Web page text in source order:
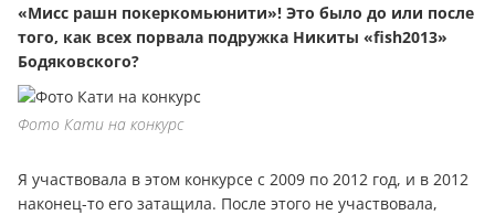
«Мисс рашн покеркомьюнити»! Это было до или после
того, как всех порвала подружка Никиты «fish2013»
Бодяковского?
Фото Кати на конкурс
Я участвовала в этом конкурсе с 2009 по 2012 год, и в 2012
наконец-то его затащила. После этого не участвовала,